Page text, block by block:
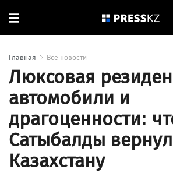
Главная Все новости
Люксовая
автомобили и
драгоценности:
Сатыбалды вернул
Казахстану